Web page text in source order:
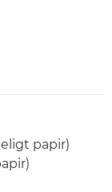
papir)